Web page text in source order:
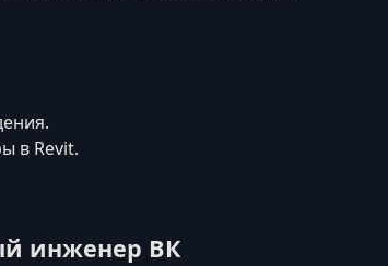
в Revit.
инженер ВК